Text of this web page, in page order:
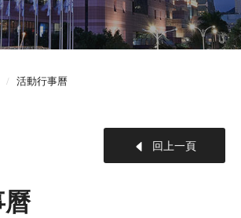
活動行事曆
回上一頁
曆